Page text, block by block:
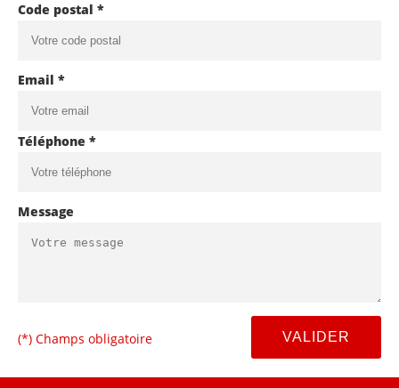
Code postal *
Email *
Téléphone *
Message
(*) Champs obligatoire